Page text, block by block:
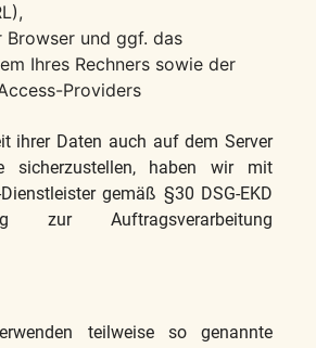
Browser und ggf. das
Ihres Rechners sowie der
Providers
ihrer Daten auch auf dem Server
sicherzustellen, haben wir mit
gemäß §30 DSG-EKD
zur Auftragsverarbeitung
teilweise so genannte